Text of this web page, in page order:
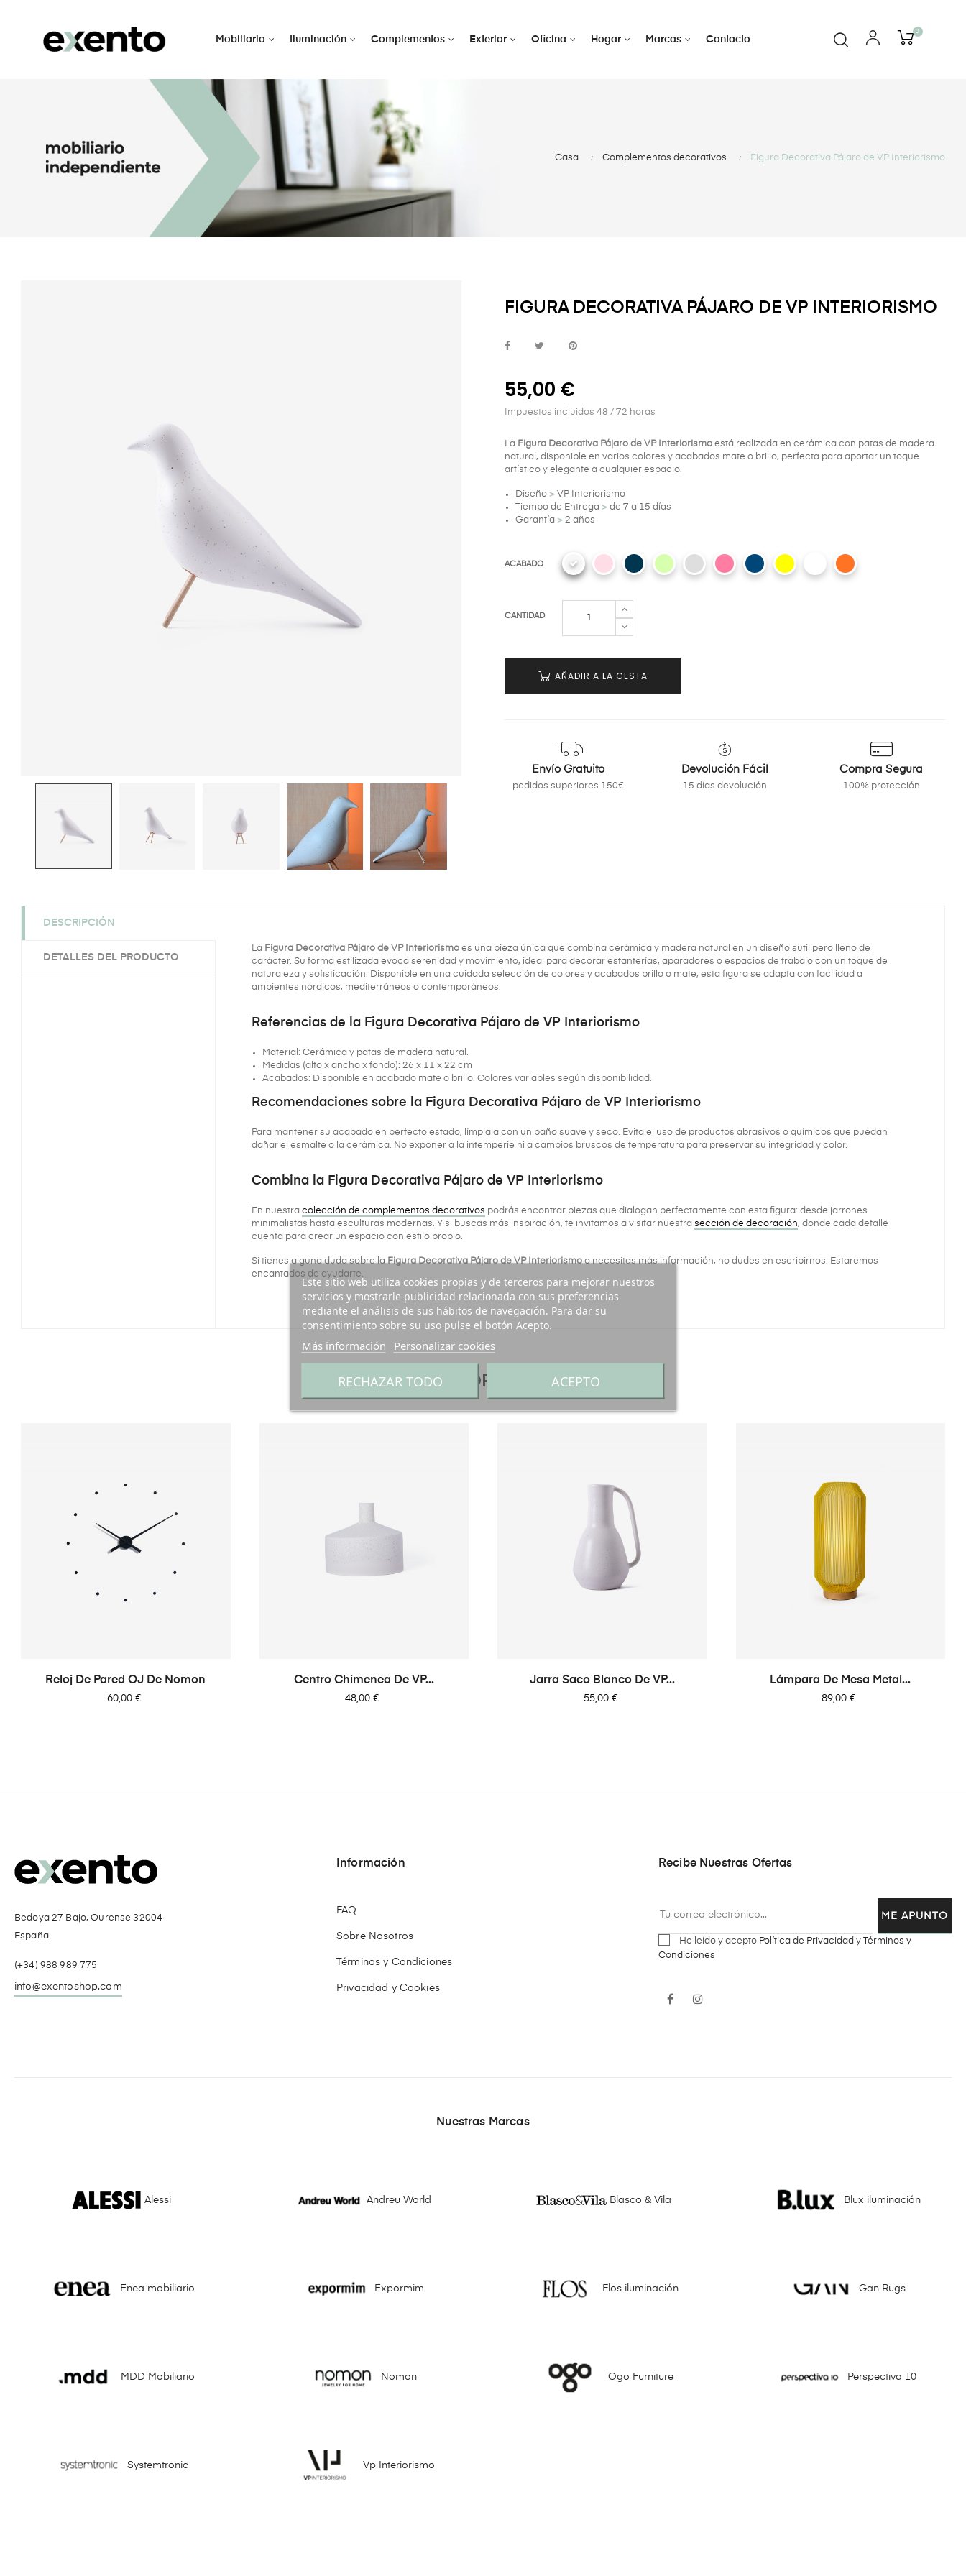
Mobiliario Iluminación Complementos Exterior Oficina Hogar Marcas Contacto
0
Casa Complementos decorativos Figura Decorativa Pájaro de VP Interiorismo
FIGURA DECORATIVA PÁJARO DE VP INTERIORISMO
55,00 €
Impuestos incluidos 48 / 72 horas
La Figura Decorativa Pájaro de VP Interiorismo está realizada en cerámica con patas de madera
natural, disponible en varios colores y acabados mate o brillo, perfecta para aportar un toque
artístico y elegante a cualquier espacio.
Diseño > VP Interiorismo
Tiempo de Entrega > de 7 a 15 días
Garantía > 2 años
ACABADO
CANTIDAD
AÑADIR A LA CESTA
Envío Gratuito
pedidos superiores 150€
Devolución Fácil
15 días devolución
Compra Segura
100% protección
DESCRIPCIÓN
DETALLES DEL PRODUCTO
La Figura Decorativa Pájaro de VP Interiorismo es una pieza única que combina cerámica y madera natural en un diseño sutil pero lleno de
carácter. Su forma estilizada evoca serenidad y movimiento, ideal para decorar estanterías, aparadores o espacios de trabajo con un toque de
naturaleza y sofisticación. Disponible en una cuidada selección de colores y acabados brillo o mate, esta figura se adapta con facilidad a
ambientes nórdicos, mediterráneos o contemporáneos.
Referencias de la Figura Decorativa Pájaro de VP Interiorismo
Material: Cerámica y patas de madera natural.
Medidas (alto x ancho x fondo): 26 x 11 x 22 cm
Acabados: Disponible en acabado mate o brillo. Colores variables según disponibilidad.
Recomendaciones sobre la Figura Decorativa Pájaro de VP Interiorismo
Para mantener su acabado en perfecto estado, límpiala con un paño suave y seco. Evita el uso de productos abrasivos o químicos que puedan
dañar el esmalte o la cerámica. No exponer a la intemperie ni a cambios bruscos de temperatura para preservar su integridad y color.
Combina la Figura Decorativa Pájaro de VP Interiorismo
En nuestra colección de complementos decorativos podrás encontrar piezas que dialogan perfectamente con esta figura: desde jarrones
minimalistas hasta esculturas modernas. Y si buscas más inspiración, te invitamos a visitar nuestra sección de decoración, donde cada detalle
cuenta para crear un espacio con estilo propio.
Si tienes alguna duda sobre laFigura Decorativa Pájaro de VP Interiorismoo necesitas más información, no dudes en escribirnos. Estaremos
encantados de ayudarte.
TAMBIÉN PODRÍA GUSTARTE
Reloj De Pared OJ De Nomon
Precio
60,00 €
Centro Chimenea De VP...
Precio
48,00 €
Jarra Saco Blanco De VP...
Precio
55,00 €
Lámpara De Mesa Metal...
Precio
89,00 €
Bedoya 27 Bajo, Ourense 32004
España
(+34) 988 989 775
info@exentoshop.com
Información
FAQ
Sobre Nosotros
Términos y Condiciones
Privacidad y Cookies
Recibe Nuestras Ofertas
ME APUNTO
He leído y acepto Política de Privacidad y Términos y
Condiciones
Facebook
Nuestras Marcas
Alessi Andreu World Blasco & Vila Blux iluminación
Enea mobiliario Expormim Flos iluminación Gan Rugs
MDD Mobiliario Nomon Ogo Furniture Perspectiva 10
Systemtronic Vp Interiorismo
Este sitio web utiliza cookies propias y de terceros para mejorar nuestros
servicios y mostrarle publicidad relacionada con sus preferencias
mediante el análisis de sus hábitos de navegación. Para dar su
consentimiento sobre su uso pulse el botón Acepto.
Más información Personalizar cookies
RECHAZAR TODO ACEPTO